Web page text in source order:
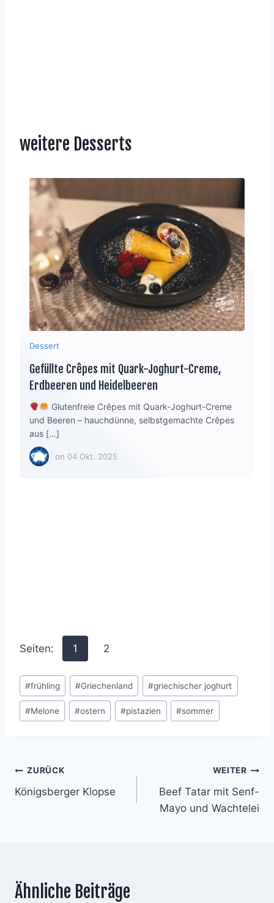
weitere Desserts
Dessert
Gefüllte Crêpes mit Quark-Joghurt-Creme,
Erdbeeren und Heidelbeeren
Glutenfreie Crêpes mit Quark-Joghurt-Creme
und Beeren – hauchdünne, selbstgemachte Crêpes
aus […]
on 04 Okt. 2025
Seiten: 1 2
Schlagworte:
#frühling #Griechenland #griechischer joghurt
#Melone #ostern #pistazien #sommer
Beitragsnavigation
ZURÜCK
Königsberger Klopse
WEITER
Beef Tatar mit Senf-
Mayo und Wachtelei
Ähnliche Beiträge